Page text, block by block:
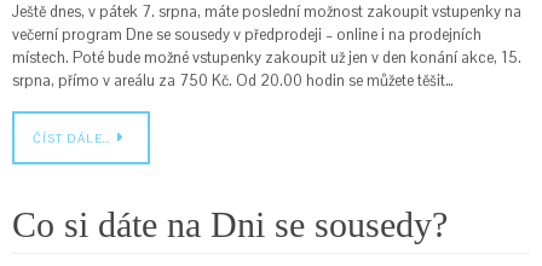
Ještě dnes, v pátek 7. srpna, máte poslední možnost zakoupit vstupenky na
večerní program Dne se sousedy v předprodeji – online i na prodejních
místech. Poté bude možné vstupenky zakoupit už jen v den konání akce, 15.
srpna, přímo v areálu za 750 Kč. Od 20.00 hodin se můžete těšit…
ČÍST DÁLE…
Co si dáte na Dni se sousedy?